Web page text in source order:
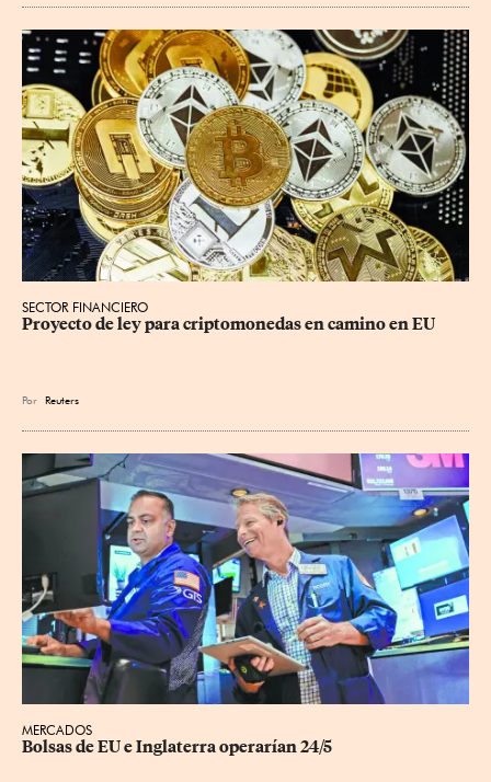
SECTOR FINANCIERO
Proyecto de ley para criptomonedas en camino en EU
Por Reuters
MERCADOS
Bolsas de EU e Inglaterra operarían 24/5